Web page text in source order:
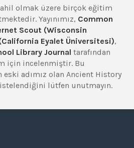
olmak üzere birçok eğitim
Yayınımız, Common
Scout (Wisconsin
Eyalet Üniversitesi),
Library Journal tarafından
için incelenmiştir. Bu
eski adımız olan Ancient History
lütfen unutmayın.